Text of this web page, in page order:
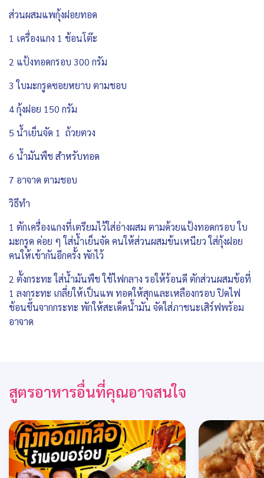
ส่วนผสมแพกุ้งฝอยทอด
1 เครื่องแกง 1 ช้อนโต๊ะ
2 แป้งทอดกรอบ 300 กรัม
3 ใบมะกรูดซอยหยาบ ตามชอบ
4 กุ้งฝอย 150 กรัม
5 น้ำเย็นจัด 1 ถ้วยตวง
6 น้ำมันพืช สำหรับทอด
7 อาจาด ตามชอบ
วิธีทำ
1 ตักเครื่องแกงที่เตรียมไว้ใส่อ่างผสม ตามด้วยแป้งทอดกรอบ ใบ
มะกรูด ค่อย ๆ ใส่น้ำเย็นจัด คนให้ส่วนผสมข้นเหนียว ใส่กุ้งฝอย
คนให้เข้ากันอีกครั้ง พักไว้
2 ตั้งกระทะ ใส่น้ำมันพืช ใช้ไฟกลาง รอให้ร้อนดี ตักส่วนผสมข้อที่
1 ลงกระทะ เกลี่ยให้เป็นแพ ทอดให้สุกและเหลืองกรอบ ปิดไฟ
ช้อนขึ้นจากกระทะ พักให้สะเด็ดน้ำมัน จัดใส่ภาชนะเสิร์ฟพร้อม
อาจาด
สูตรอาหารอื่นที่คุณอาจสนใจ